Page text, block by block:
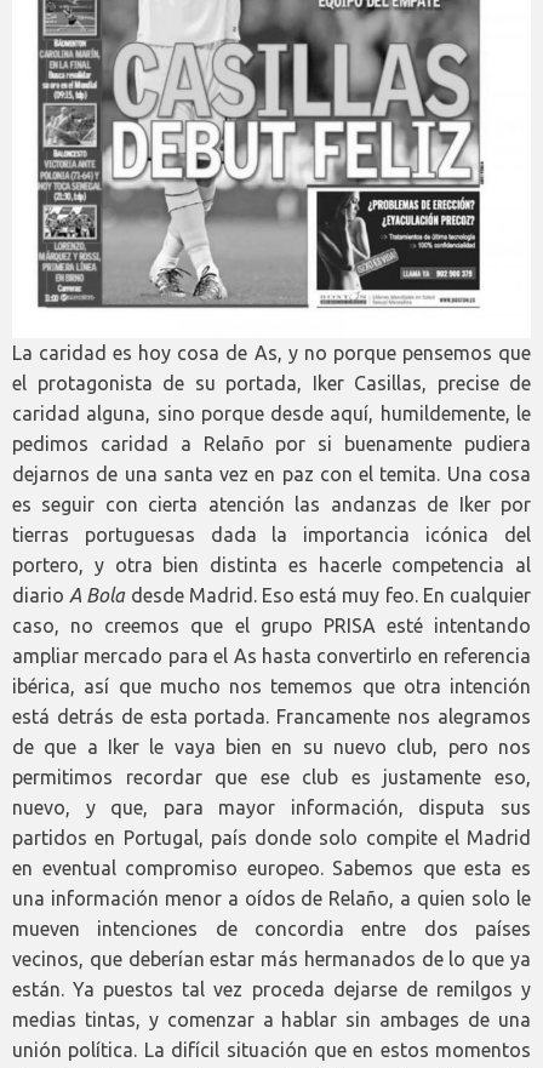
La caridad es hoy cosa de As, y no porque pensemos que
el protagonista de su portada, Iker Casillas, precise de
caridad alguna, sino porque desde aquí, humildemente, le
pedimos caridad a Relaño por si buenamente pudiera
dejarnos de una santa vez en paz con el temita. Una cosa
es seguir con cierta atención las andanzas de Iker por
tierras portuguesas dada la importancia icónica del
portero, y otra bien distinta es hacerle competencia al
diario A Boladesde Madrid. Eso está muy feo. En cualquier
caso, no creemos que el grupo PRISA esté intentando
ampliar mercado para el As hasta convertirlo en referencia
ibérica, así que mucho nos tememos que otra intención
está detrás de esta portada. Francamente nos alegramos
de que a Iker le vaya bien en su nuevo club, pero nos
permitimos recordar que ese club es justamente eso,
nuevo, y que, para mayor información, disputa sus
partidos en Portugal, país donde solo compite el Madrid
en eventual compromiso europeo. Sabemos que esta es
una información menor a oídos de Relaño, a quien solo le
mueven intenciones de concordia entre dos países
vecinos, que deberían estar más hermanados de lo que ya
están. Ya puestos tal vez proceda dejarse de remilgos y
medias tintas, y comenzar a hablar sin ambages de una
unión política. La difícil situación que en estos momentos